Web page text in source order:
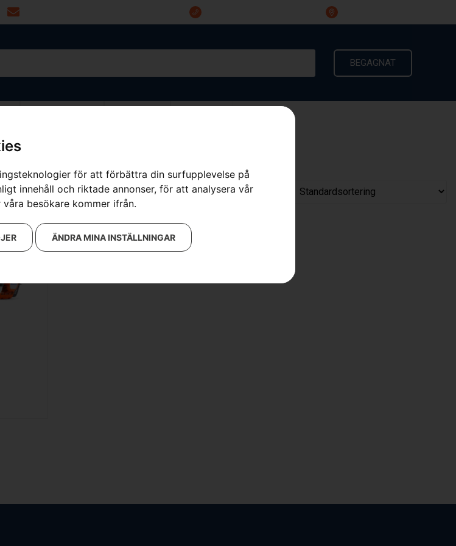
för att förbättra din surfupplevelse på
innehåll och riktade annonser, för att analysera vår
besökare kommer ifrån.
ÄNDRA MINA INSTÄLLNINGAR
BEGAGNAT